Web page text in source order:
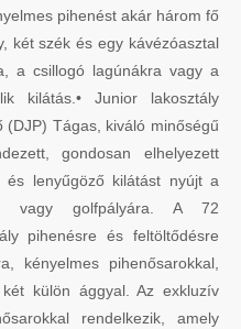
pihenést akár három fő
két szék és egy kávézóasztal
a csillogó lagúnákra vagy a
kilátás.• Junior lakosztály
Tágas, kiváló minőségű
gondosan elhelyezett
és lenyűgöző kilátást nyújt a
vagy golfpályára. A 72
pihenésre és feltöltődésre
kényelmes pihenősarokkal,
külön ággyal. Az exkluzív
rendelkezik, amely